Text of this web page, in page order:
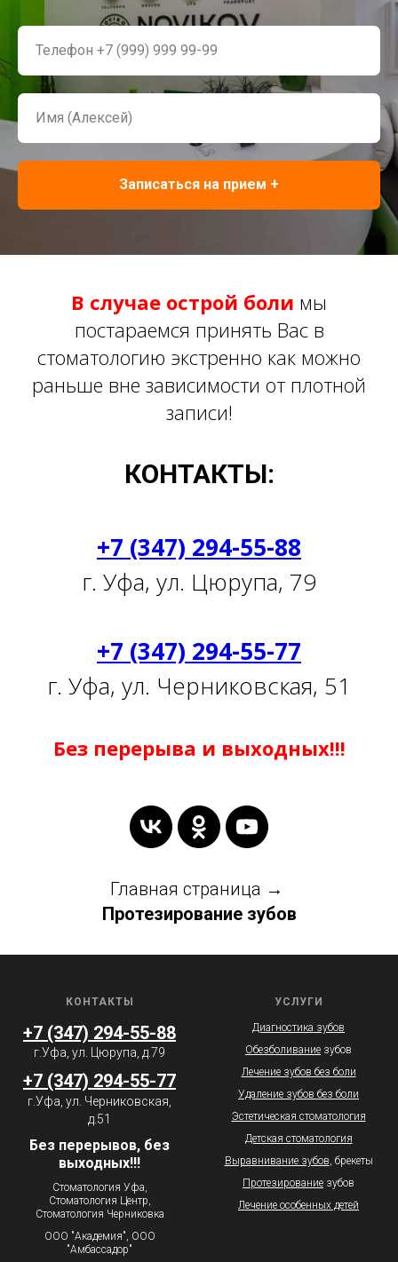
Записаться на прием +
В случае острой боли мы
постараемся принять Вас в
стоматологию экстренно как можно
раньше вне зависимости от плотной
записи!
КОНТАКТЫ:
+7 (347) 294-55-88
г. Уфа, ул. Цюрупа, 79
+7 (347) 294-55-77
г. Уфа, ул. Черниковская, 51
Без перерыва и выходных!!!
Главная страница →
Протезирование зубов
КОНТАКТЫ
+7 (347) 294-55-88
г.Уфа, ул. Цюрупа, д.79
+7 (347) 294-55-77
г.Уфа, ул. Черниковская,
д.51
Без перерывов, без
выходных!!!
Стоматология Уфа,
Стоматология Центр,
Стоматология Черниковка
ООО "Академия", ООО
"Амбассадор"
УСЛУГИ
Диагностика зубов
Обезболивание зубов
Лечение зубов без боли
Удаление зубов без боли
Эстетическая стоматология
Детская стоматология
Выравнивание зубов , брекеты
Протезирование зубов
Лечение особенных детей